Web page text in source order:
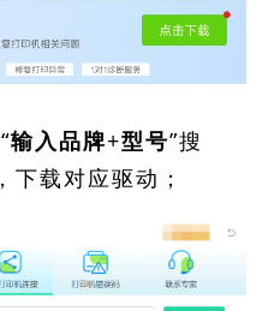
输入品牌+型号”搜
载对应驱动；